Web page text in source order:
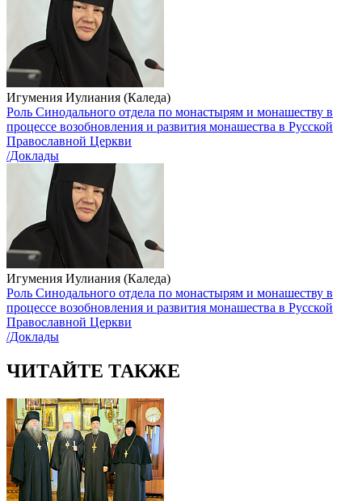
Игумения Иулиания (Каледа)
Роль Синодального отдела по монастырям и монашеству в
процессе возобновления и развития монашества в Русской
Православной Церкви
/Доклады
Игумения Иулиания (Каледа)
Роль Синодального отдела по монастырям и монашеству в
процессе возобновления и развития монашества в Русской
Православной Церкви
/Доклады
ЧИТАЙТЕ ТАКЖЕ